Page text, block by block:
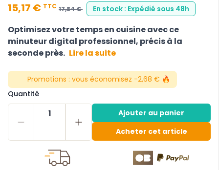
15,17 € TTC 17,84 € En stock : Expédié sous 48h
Optimisez votre temps en cuisine avec ce
minuteur digital professionnel, précis à la
seconde près. Lire la suite
Promotions : vous économisez -2,68 € 🔥
Quantité
1
Ajouter au panier
Acheter cet article